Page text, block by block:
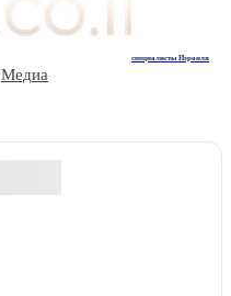
специалисты Израиля
Медиа